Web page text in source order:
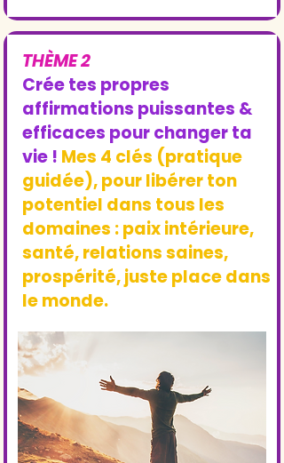
THÈME 2
Crée tes propres
affirmations puissantes &
efficaces pour changer ta
vie ! Mes 4 clés (pratique
guidée), pour libérer ton
potentiel dans tous les
domaines : paix intérieure,
santé, relations saines,
prospérité, juste place dans
le monde.